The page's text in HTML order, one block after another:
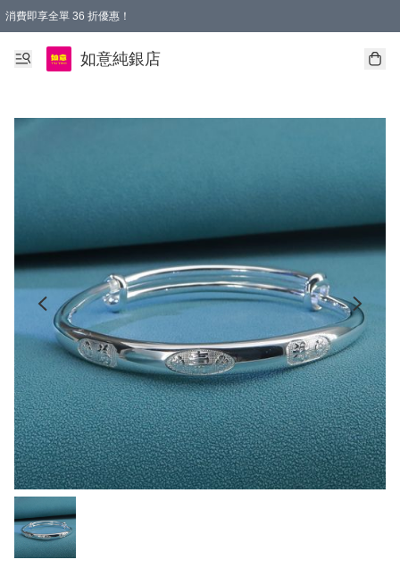
消費即享全單 36 折優惠！
購物满$50，全國包郵。Free shopping on orders over $50.
如意純銀店